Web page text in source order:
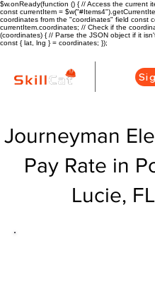
$w.onReady(function () { // Access the current
const currentItem =
coordinates from the "coordinates" field const
currentItem.coordinates; // Check if the
(coordinates) { // Parse the JSON object if it
const { lat, lng } = coordinates; });
Journeyman
Pay Rate in
Lucie, FL